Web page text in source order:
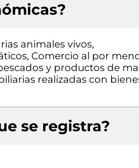
animales vivos,
Comercio al por
y productos de
realizadas con
se registra?